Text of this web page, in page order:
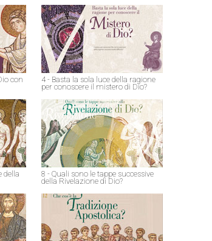
con
4 - Basta la sola luce della ragione
per conoscere il mistero di Dio?
della
8 - Quali sono le tappe successive
della Rivelazione di Dio?